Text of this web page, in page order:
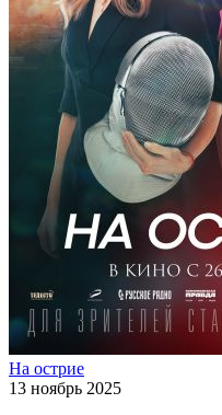
На острие
13 ноябрь 2025